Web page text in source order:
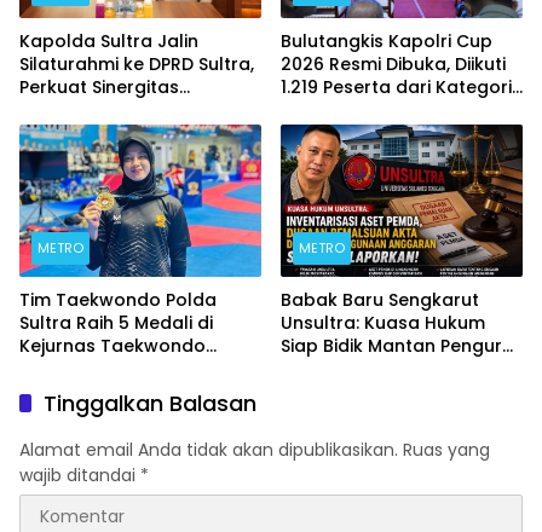
Kapolda Sultra Jalin
Silaturahmi ke DPRD Sultra,
Perkuat Sinergitas
Kemajuan Daerah
Bulutangkis Kapolri Cup
2026 Resmi Dibuka, Diikuti
1.219 Peserta dari Kategori
METRO
Tim Taekwondo Polda
Sultra Raih 5 Medali di
Kejurnas Taekwondo
METRO
Babak Baru Sengkarut
Unsultra: Kuasa Hukum
Siap Bidik Mantan Pengurus
Tinggalkan Balasan
Alamat email Anda tidak akan dipublikasikan. Ruas yang
wajib ditandai *